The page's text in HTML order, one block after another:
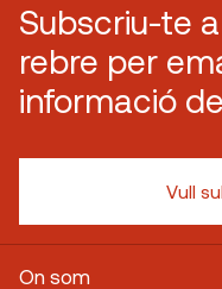
Subscriu-te
rebre per
informació
Vull
On som